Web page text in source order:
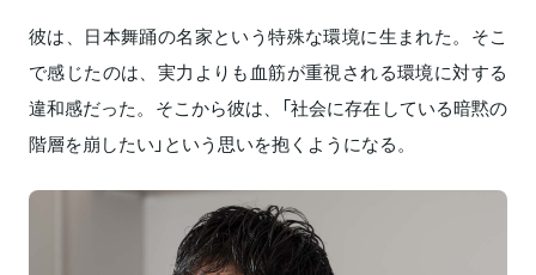
彼は、日本舞踊の名家という特殊な環境に生まれた。そこ
で感じたのは、実力よりも血筋が重視される環境に対する
違和感だった。そこから彼は、「社会に存在している暗黙の
階層を崩したい」という思いを抱くようになる。